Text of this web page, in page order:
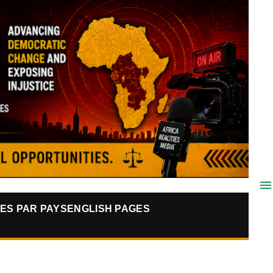
PAR PAYS ENGLISH PAGES